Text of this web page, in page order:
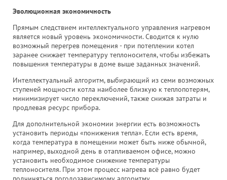
Эволюционная экономичность
Прямым следствием интеллектуального управления нагревом
является новый уровень экономичности. Сводится к нулю
возможный перегрев помещения - при потеплении котел
заранее снижает температуру теплоносителя, чтобы избежать
повышения температуры в доме выше заданных значений.
Интеллектуальный алгоритм, выбирающий из семи возможных
ступеней мощности котла наиболее близкую к теплопотерям,
минимизирует число переключений, также снижая затраты и
продлевая ресурс прибора.
Для дополнительной экономии энергии есть возможность
установить периоды «понижения тепла». Если есть время,
когда температура в помещении может быть ниже обычной,
например, выходной день в отапливаемом офисе, можно
установить необходимое снижение температуры
теплоносителя. При этом процесс нагрева всё равно будет